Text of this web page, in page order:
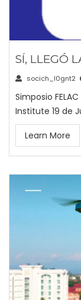
SÍ, LLEGÓ
socich_l0gnt2
Simposio
Institute 19 de
Learn More